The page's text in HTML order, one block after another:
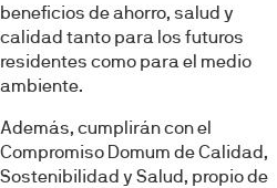
beneficios de ahorro, salud y
calidad tanto para los futuros
residentes como para el medio
ambiente.
Además, cumplirán con el
Compromiso Domum de Calidad,
Sostenibilidad y Salud, propio de